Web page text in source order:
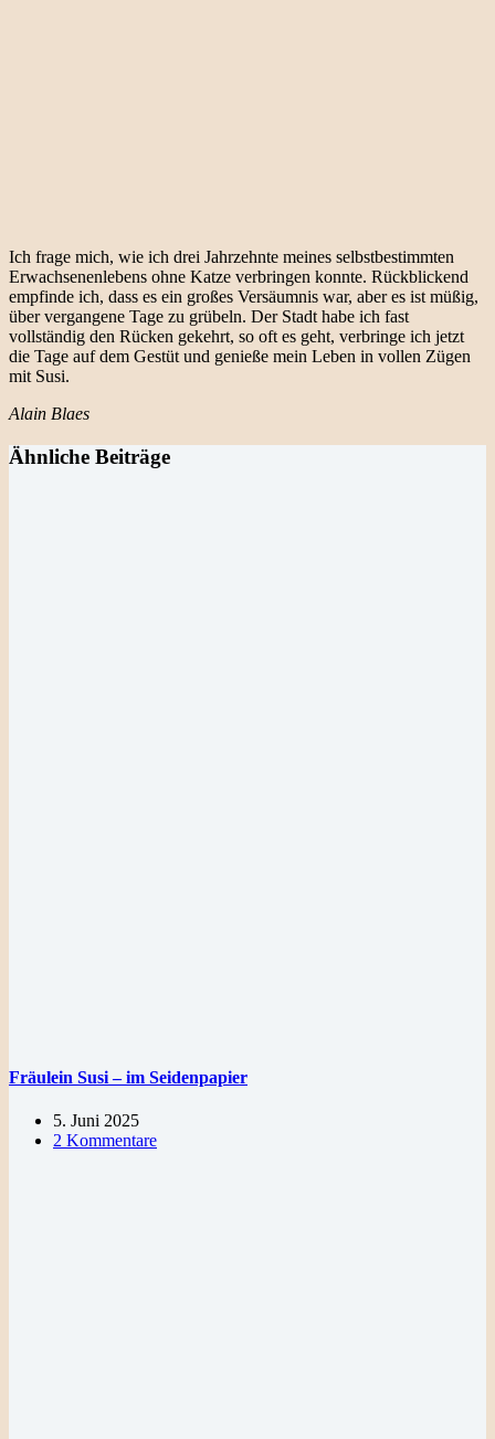
Ich frage mich, wie ich drei Jahrzehnte meines selbstbestimmten
Erwachsenenlebens ohne Katze verbringen konnte. Rückblickend
empfinde ich, dass es ein großes Versäumnis war, aber es ist müßig,
über vergangene Tage zu grübeln. Der Stadt habe ich fast
vollständig den Rücken gekehrt, so oft es geht, verbringe ich jetzt
die Tage auf dem Gestüt und genieße mein Leben in vollen Zügen
mit Susi.
Alain Blaes
Ähnliche Beiträge
Fräulein Susi – im Seidenpapier
5. Juni 2025
2 Kommentare